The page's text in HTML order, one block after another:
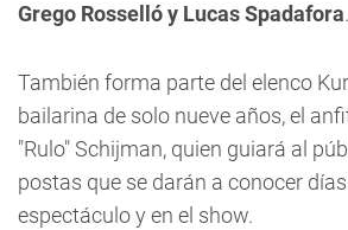
Grego Rosselló y Lucas Spadafora.
También forma parte del elenco
bailarina de solo nueve años, el
"Rulo" Schijman, quien guiará al
postas que se darán a conocer días
espectáculo y en el show.